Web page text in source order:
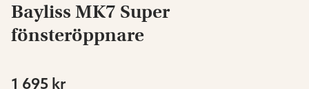
Bayliss MK7 Super
fönsteröppnare
1 695 kr